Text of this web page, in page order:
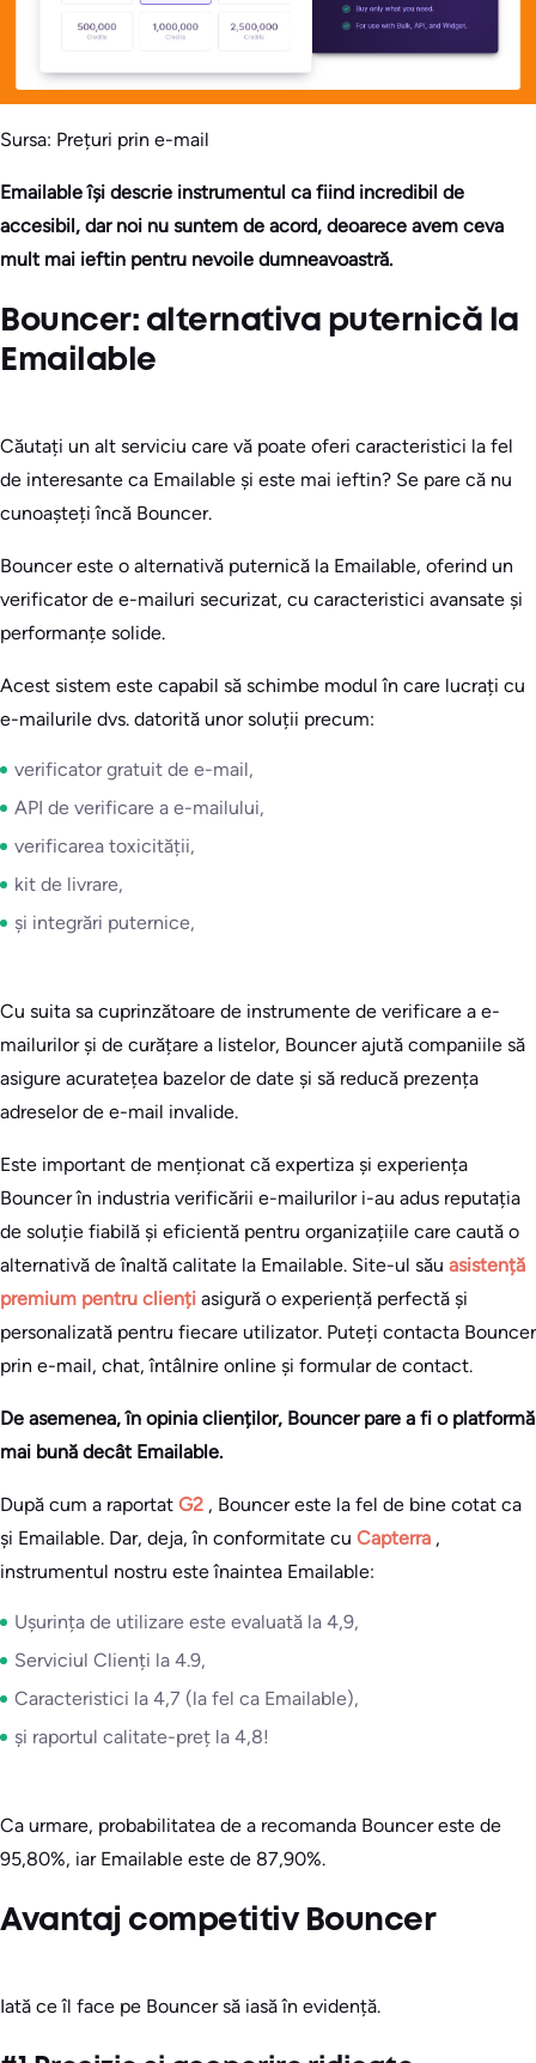
Sursa: Prețuri prin e-mail
Emailable își descrie instrumentul ca fiind incredibil de
accesibil, dar noi nu suntem de acord, deoarece avem ceva
mult mai ieftin pentru nevoile dumneavoastră.
Bouncer: alternativa puternică la
Emailable
Căutați un alt serviciu care vă poate oferi caracteristici la fel
de interesante ca Emailable și este mai ieftin? Se pare că nu
cunoașteți încă Bouncer.
Bouncer este o alternativă puternică la Emailable, oferind un
verificator de e-mailuri securizat, cu caracteristici avansate și
performanțe solide.
Acest sistem este capabil să schimbe modul în care lucrați cu
e-mailurile dvs. datorită unor soluții precum:
verificator gratuit de e-mail,
API de verificare a e-mailului,
verificarea toxicității,
kit de livrare,
și integrări puternice,
Cu suita sa cuprinzătoare de instrumente de verificare a e-
mailurilor și de curățare a listelor, Bouncer ajută companiile să
asigure acuratețea bazelor de date și să reducă prezența
adreselor de e-mail invalide.
Este important de menționat că expertiza și experiența
Bouncer în industria verificării e-mailurilor i-au adus reputația
de soluție fiabilă și eficientă pentru organizațiile care caută o
alternativă de înaltă calitate la Emailable. Site-ul său asistență
premium pentru clienți asigură o experiență perfectă și
personalizată pentru fiecare utilizator. Puteți contacta Bouncer
prin e-mail, chat, întâlnire online și formular de contact.
De asemenea, în opinia clienților, Bouncer pare a fi o platformă
mai bună decât Emailable.
După cum a raportat G2 , Bouncer este la fel de bine cotat ca
și Emailable. Dar, deja, în conformitate cu Capterra ,
instrumentul nostru este înaintea Emailable:
Ușurința de utilizare este evaluată la 4,9,
Serviciul Clienți la 4.9,
Caracteristici la 4,7 (la fel ca Emailable),
și raportul calitate-preț la 4,8!
Ca urmare, probabilitatea de a recomanda Bouncer este de
95,80%, iar Emailable este de 87,90%.
Avantaj competitiv Bouncer
Iată ce îl face pe Bouncer să iasă în evidență.